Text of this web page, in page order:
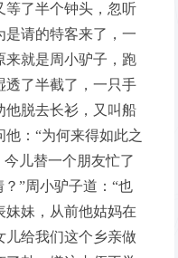
等了半个钟头，忽听
是请的特客来了，一
来就是周小驴子，跑
透了半截了，一只手
他脱去长衫，又叫船
他：“为何来得如此之
儿替一个朋友忙了
”周小驴子道：“也
妹妹，从前他姑妈在
儿给我们这个乡亲做